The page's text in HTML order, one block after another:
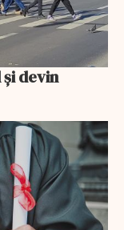
devin